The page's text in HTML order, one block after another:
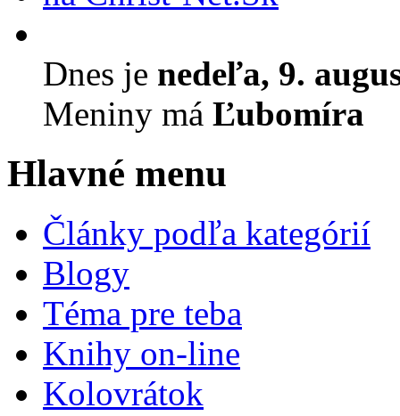
Dnes je nedeľa, 9.
Meniny má Ľubomíra
Hlavné menu
Články podľa kategórií
Blogy
Téma pre teba
Knihy on-line
Kolovrátok